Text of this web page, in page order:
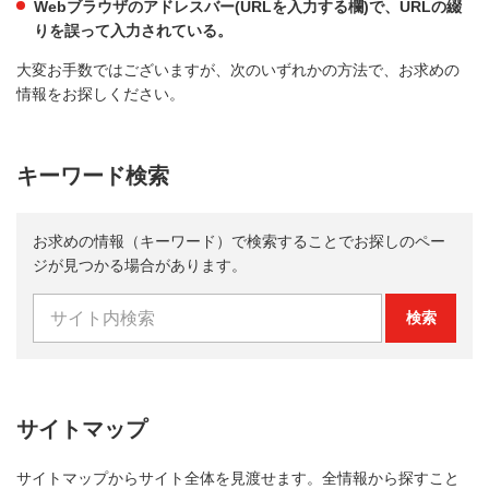
Webブラウザのアドレスバー(URLを入力する欄)で、URLの綴
りを誤って入力されている。
大変お手数ではございますが、次のいずれかの方法で、お求めの
情報をお探しください。
キーワード検索
お求めの情報（キーワード）で検索することでお探しのペー
ジが見つかる場合があります。
検索
サイトマップ
サイトマップからサイト全体を見渡せます。全情報から探すこと